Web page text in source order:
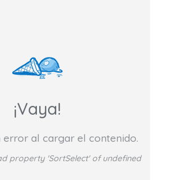
¡Vaya!
error al cargar el contenido.
property 'SortSelect' of undefined